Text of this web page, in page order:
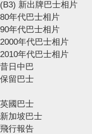
(B3) 新出牌巴士相片
80年代巴士相片
90年代巴士相片
2000年代巴士相片
2010年代巴士相片
昔日中巴
保留巴士
英國巴士
新加坡巴士
飛行報告